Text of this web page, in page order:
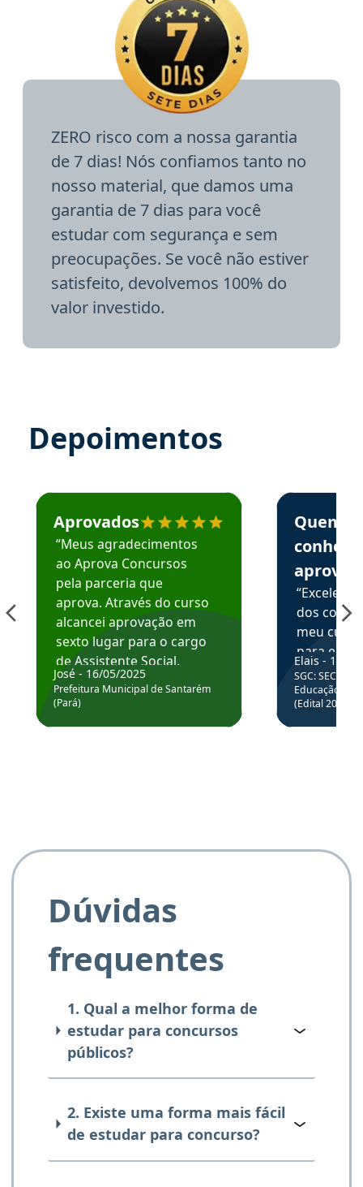
ZERO risco com a nossa garantia
de 7 dias! Nós confiamos tanto no
nosso material, que damos uma
garantia de 7 dias para você
estudar com segurança e sem
preocupações. Se você não estiver
satisfeito, devolvemos 100% do
valor investido.
Depoimentos
Estudante José recomenda o Aprova Concursos em
Aprovados
“Meus agradecimentos
ao Aprova Concursos
pela parceria que
aprova. Através do curso
alcancei aprovação em
sexto lugar para o cargo
de Assistente Social.
Hoje estou atuando na
Prefeitura de Santarém.
José - 16/05/2025
Prefeitura Municipal de Santarém
(Pará)
Estudante
Quem
aprova
dos
meu
para
colocar
através
de
Elais - 15/
SGC: SEC BA
Educação
(Edital
Dúvidas
frequentes
1. Qual a melhor forma de
estudar para concursos
públicos?
2. Existe uma forma mais fácil
de estudar para concurso?